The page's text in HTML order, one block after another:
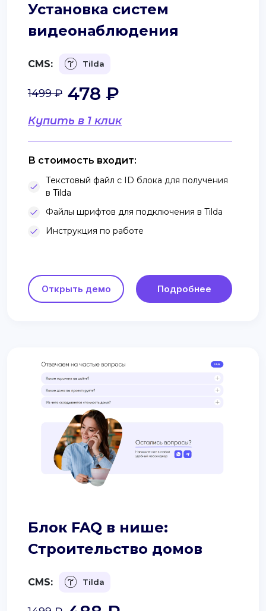
Установка систем
видеонаблюдения
CMS: Tilda
Купить в 1 клик
1499 ₽ 478 ₽
В стоимость входит:
Текстовый файл с ID блока для получения
в Tilda
Файлы шрифтов для подключения в Tilda
Инструкция по работе
Открыть демо Подробнее
Блок FAQ в нише:
Строительство домов
CMS: Tilda